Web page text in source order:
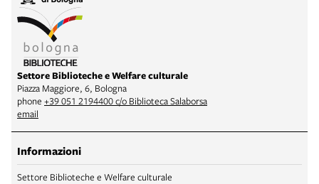
Settore Biblioteche e Welfare culturale
Piazza Maggiore, 6, Bologna
phone +39 051 2194400 c/o Biblioteca Salaborsa
email
Informazioni
Settore Biblioteche e Welfare culturale